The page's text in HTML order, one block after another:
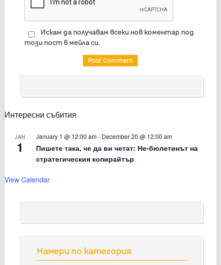
Искам да получавам всеки нов коментар под
този пост в мейла си.
Интересни събития
JAN
1
January 1 @ 12:00 am- December 20 @ 12:00 am
Пишете така, че да ви четат: Не-бюлетинът на
стратегическия копирайтър
View Calendar
Намери по категория